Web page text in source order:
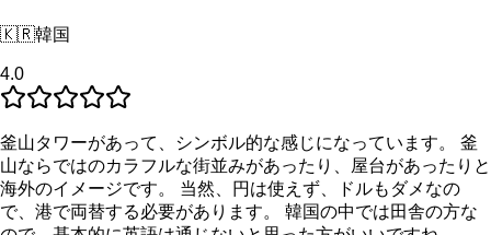
🇰🇷韓国
4.0
釜山タワーがあって、シンボル的な感じになっています。 釜
山ならではのカラフルな街並みがあったり、屋台があったりと
海外のイメージです。 当然、円は使えず、ドルもダメなの
で、港で両替する必要があります。 韓国の中では田舎の方な